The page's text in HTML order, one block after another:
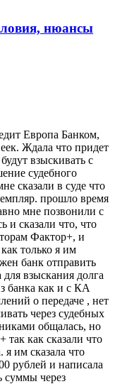
нюансы
Европа Банком,
Ждала что придет
взыскивать с
судебного
сказали в суде что
прошло время
мне позвонили с
и сказали что, что
Фактор+, и
только я им
банк отправить
взыскания долга
банка как и с КА
о передаче , нет
через судебных
общалась, но
как сказали что
я им сказала что
рублей и написала
суммы через